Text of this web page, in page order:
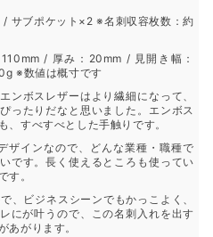
/ サブポケット×2 ※名刺収容枚数：約
/ 厚み：20mm / 見開き幅：
※数値は概寸です
ンボスレザーはより繊細になって、
ったりだなと思いました。エンボス
、すべすべとした手触りです。
ザインなので、どんな業種・職種で
です。長く使えるところも使ってい
す。
、ビジネスシーンでもかっこよく、
にが叶うので、この名刺入れを出す
あがります。